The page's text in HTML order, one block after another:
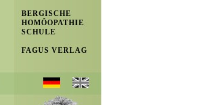
BERGISCHE
HOMÖOPATHIE
SCHULE
FAGUS VERLAG